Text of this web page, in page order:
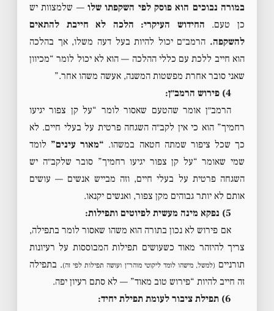
במורה נבוכים הוא פוסק לפי השקפתו שלו — שלמצוות יש
כן טעם. החידוש העיקרי: הלכה לא חייבת להתאים
להשקפה. הרמב״ם יכול להיות בעל דעה משלו, אך בהלכה
הוא חייב ללכת עם כללי ההלכה — הוא לא יכול לומר “מכיוון
שאני סובר אחרת מפשטות המשנה, אעשה משהו אחר.”
4) פירוש הרמב״ן:
הרמב״ן אומר שהטעם שאסור לומר “על קן צפור יגיעו
רחמיך” הוא כי אין לקב״ה השגחה פרטית על בעלי חיים. לא
כך שכל ציפור שמתה חטאה במשהו. “מאור עינים” לומד
שמי שאומר “על קן צפור יגיעו רחמיך” סובר שלקב״ה יש
השגחה פרטית על בעלי חיים, וזה מבייש אנשים — עושים
אותם לא יותר גבוהים מקן צפור, ואנשים יקנאו.
5) נפקא מינה מעשית לפיוטים ותפילות:
אם פירוש לא נכון בתורה הוא משהו שאסור לומר בתפילה,
צריך להיזהר מאוד כשעושים תפילות המבוססות על רעיונות
תורניים (למשל, מישהו לומד ליקוטי מוהר״ן ועושה תפילות לפי זה). בתפילה
זה חייב להיות “פירוש טוב מאוד” — לא סתם רעיון יפה.
6) תפילת ציבור לעומת תפילת יחיד: